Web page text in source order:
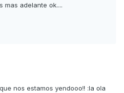
mas adelante ok....
nos estamos yendooo!! :la ola